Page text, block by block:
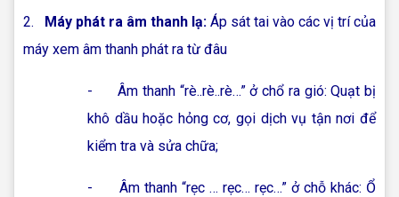
2. Máy phát ra âm thanh lạ: Áp sát tai vào các vị trí của
máy xem âm thanh phát ra từ đâu
- Âm thanh “rè..rè..rè…” ở chổ ra gió: Quạt bị
khô dầu hoặc hỏng cơ, gọi dịch vụ tận nơi để
kiểm tra và sửa chữa;
- Âm thanh “rẹc … rẹc… rẹc…” ở chỗ khác: Ổ